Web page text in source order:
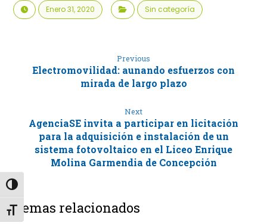
Alternar alto contraste
Alternar tamaño de letra
Enero 31, 2020 Sin categoría
Previous
Electromovilidad: aunando esfuerzos con
mirada de largo plazo
Next
AgenciaSE invita a participar en licitación
para la adquisición e instalación de un
sistema fotovoltaico en el Liceo Enrique
Molina Garmendia de Concepción
Temas relacionados